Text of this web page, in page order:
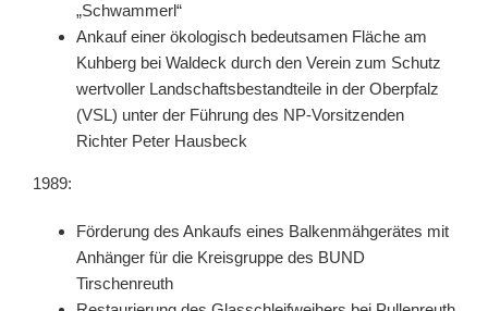
„Schwammerl“
Ankauf einer ökologisch bedeutsamen Fläche am
Kuhberg bei Waldeck durch den Verein zum Schutz
wertvoller Landschaftsbestandteile in der Oberpfalz
(VSL) unter der Führung des NP-Vorsitzenden
Richter Peter Hausbeck
1989:
Förderung des Ankaufs eines Balkenmähgerätes mit
Anhänger für die Kreisgruppe des BUND
Tirschenreuth